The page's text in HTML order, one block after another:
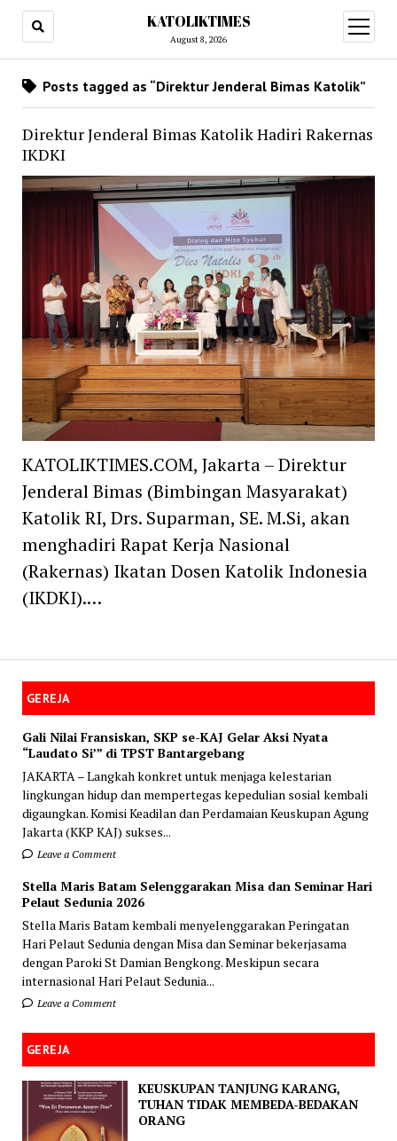
KATOLIKTIMES
August 8, 2026
open
menu
GEREJA
Gali Nilai Fransiskan, SKP se-KAJ Gelar Aksi Nyata
“Laudato Si’” di TPST Bantargebang
JAKARTA – Langkah konkret untuk menjaga kelestarian
lingkungan hidup dan mempertegas kepedulian sosial kembali
digaungkan. Komisi Keadilan dan Perdamaian Keuskupan Agung
Jakarta (KKP KAJ) sukses...
Leave a Comment
Stella Maris Batam Selenggarakan Misa dan Seminar Hari
Pelaut Sedunia 2026
Stella Maris Batam kembali menyelenggarakan Peringatan
Hari Pelaut Sedunia dengan Misa dan Seminar bekerjasama
dengan Paroki St Damian Bengkong. Meskipun secara
internasional Hari Pelaut Sedunia...
Leave a Comment
GEREJA
KEUSKUPAN TANJUNG KARANG,
TUHAN TIDAK MEMBEDA-BEDAKAN
ORANG
Posts tagged as “Direktur Jenderal Bimas Katolik”
Direktur Jenderal Bimas Katolik Hadiri Rakernas
IKDKI
KATOLIKTIMES.COM, Jakarta – Direktur
Jenderal Bimas (Bimbingan Masyarakat)
Katolik RI, Drs. Suparman, SE. M.Si, akan
menghadiri Rapat Kerja Nasional
(Rakernas) Ikatan Dosen Katolik Indonesia
(IKDKI).…